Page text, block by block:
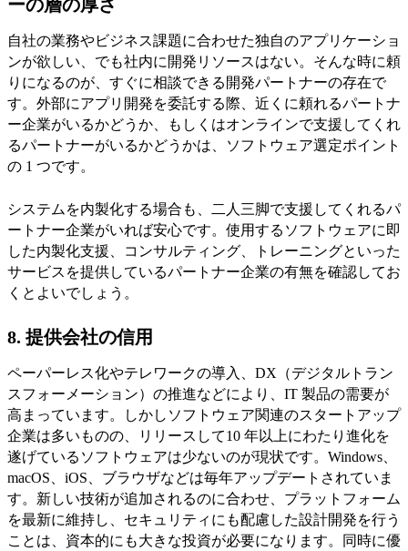
ーの層の厚さ
自社の業務やビジネス課題に合わせた独自のアプリケーショ
ンが欲しい、でも社内に開発リソースはない。そんな時に頼
りになるのが、すぐに相談できる開発パートナーの存在で
す。外部にアプリ開発を委託する際、近くに頼れるパートナ
ー企業がいるかどうか、もしくはオンラインで支援してくれ
るパートナーがいるかどうかは、ソフトウェア選定ポイント
の 1 つです。
システムを内製化する場合も、二人三脚で支援してくれるパ
ートナー企業がいれば安心です。使用するソフトウェアに即
した内製化支援、コンサルティング、トレーニングといった
サービスを提供しているパートナー企業の有無を確認してお
くとよいでしょう。
8. 提供会社の信用
ペーパーレス化やテレワークの導入、DX（デジタルトラン
スフォーメーション）の推進などにより、IT 製品の需要が
高まっています。しかしソフトウェア関連のスタートアップ
企業は多いものの、リリースして10 年以上にわたり進化を
遂げているソフトウェアは少ないのが現状です。Windows、
macOS、iOS、ブラウザなどは毎年アップデートされていま
す。新しい技術が追加されるのに合わせ、プラットフォーム
を最新に維持し、セキュリティにも配慮した設計開発を行う
ことは、資本的にも大きな投資が必要になります。同時に優